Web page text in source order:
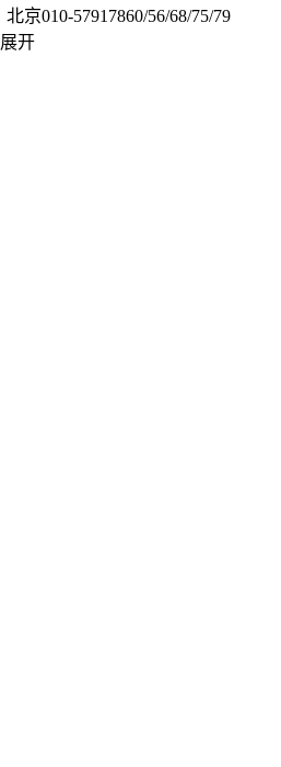
北京010-57917860/56/68/75/79
展开